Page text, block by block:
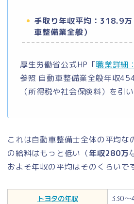
手取り年収平均：318.9
車整備業全般）
厚生労働省公式HP「職業詳細
参照 自動車整備業全般年収
（所得税や社会保険料）を引
これは自動車整備士全体の平均な
の給料はもっと低い （年収280万
およそ年収の平均はそのくらいで
トヨタの年収
330～